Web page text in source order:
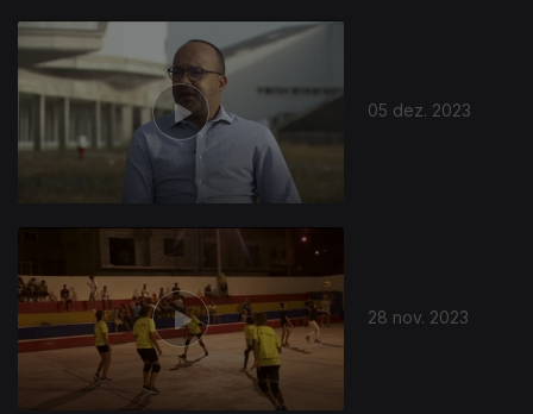
05 dez. 2023
28 nov. 2023